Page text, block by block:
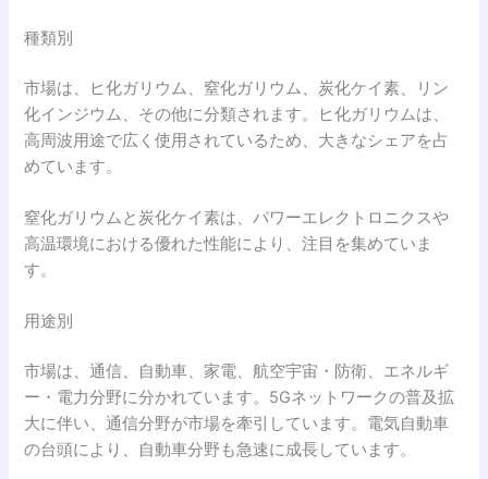
種類別
市場は、ヒ化ガリウム、窒化ガリウム、炭化ケイ素、リン
化インジウム、その他に分類されます。ヒ化ガリウムは、
高周波用途で広く使用されているため、大きなシェアを占
めています。
窒化ガリウムと炭化ケイ素は、パワーエレクトロニクスや
高温環境における優れた性能により、注目を集めていま
す。
用途別
市場は、通信、自動車、家電、航空宇宙・防衛、エネルギ
ー・電力分野に分かれています。5Gネットワークの普及拡
大に伴い、通信分野が市場を牽引しています。電気自動車
の台頭により、自動車分野も急速に成長しています。